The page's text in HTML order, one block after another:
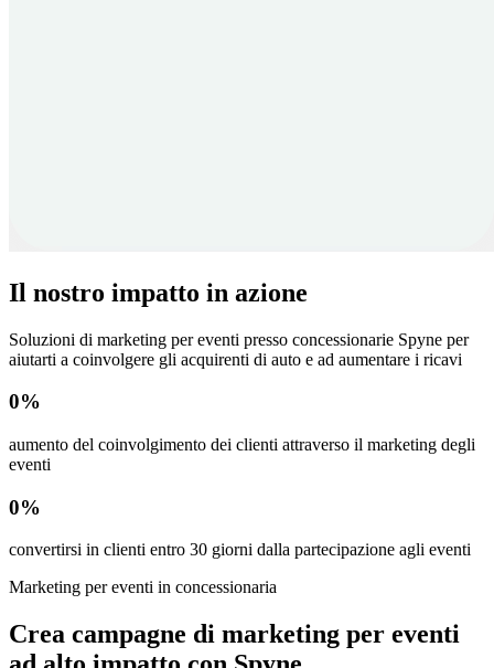
Il nostro impatto in azione
Soluzioni di marketing per eventi presso concessionarie Spyne per
aiutarti a coinvolgere gli acquirenti di auto e ad aumentare i ricavi
0%
aumento del coinvolgimento dei clienti attraverso il marketing degli
eventi
0%
convertirsi in clienti entro 30 giorni dalla partecipazione agli eventi
Marketing per eventi in concessionaria
Crea campagne di marketing per eventi